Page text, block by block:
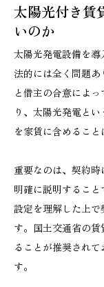
太陽光付き賃
いのか
太陽光発電設備を導
法的には全く問題
と借主の合意によ
り、太陽光発電と
を家賃に含めること
重要なのは、契約
明確に説明するこ
設定を理解した上
す。国土交通省の
ることが推奨され
す。